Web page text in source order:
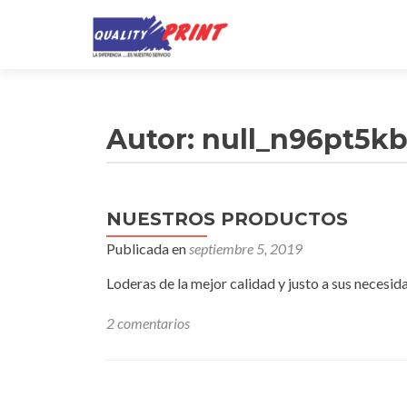
Autor: null_n96pt5kb
NUESTROS PRODUCTOS
Publicada enseptiembre 5, 2019
Loderas de la mejor calidad y justo a sus
2 comentarios